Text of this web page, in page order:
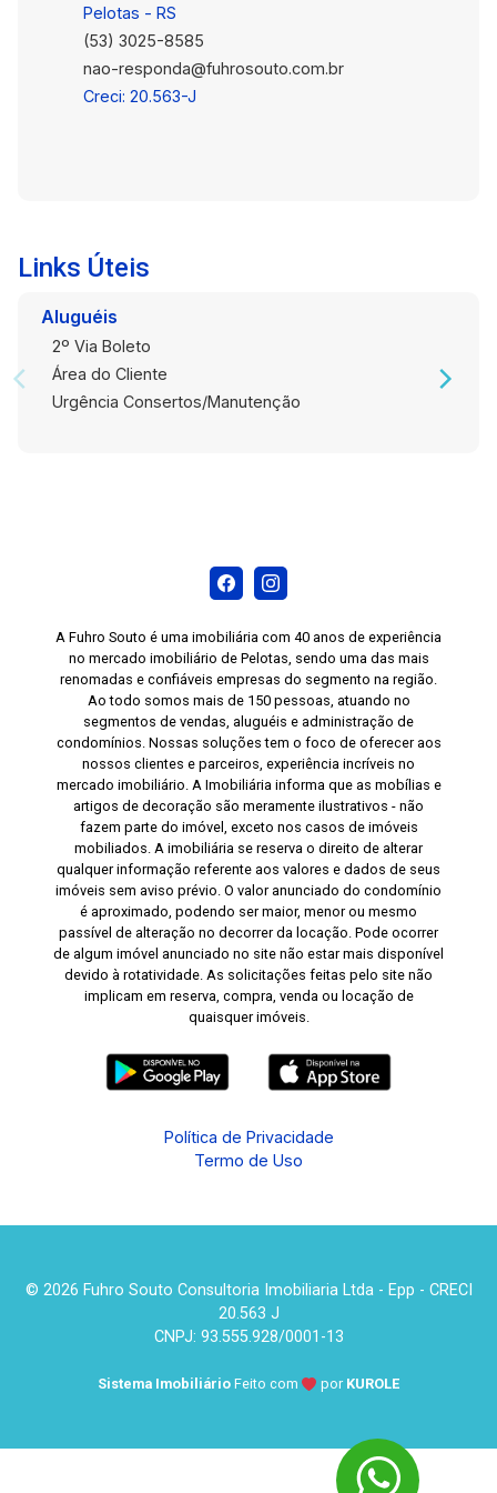
família! Agende já sua visita e não deixe essa
chance escapar!
Pelotas - RS
(53) 3025-8585
nao-responda@fuhrosouto.com.br
Creci: 20.563-J
Links Úteis
Aluguéis
2º Via Boleto
Área do Cliente
Urgência Consertos/Manutenção
A Fuhro Souto é uma imobiliária com 40 anos de experiência
no mercado imobiliário de Pelotas, sendo uma das mais
renomadas e confiáveis empresas do segmento na região.
Ao todo somos mais de 150 pessoas, atuando no
segmentos de vendas, aluguéis e administração de
condomínios. Nossas soluções tem o foco de oferecer aos
nossos clientes e parceiros, experiência incríveis no
mercado imobiliário. A Imobiliária informa que as mobílias e
artigos de decoração são meramente ilustrativos - não
fazem parte do imóvel, exceto nos casos de imóveis
mobiliados. A imobiliária se reserva o direito de alterar
qualquer informação referente aos valores e dados de seus
imóveis sem aviso prévio. O valor anunciado do condomínio
é aproximado, podendo ser maior, menor ou mesmo
passível de alteração no decorrer da locação. Pode ocorrer
de algum imóvel anunciado no site não estar mais disponível
devido à rotatividade. As solicitações feitas pelo site não
implicam em reserva, compra, venda ou locação de
quaisquer imóveis.
Política de Privacidade
Termo de Uso
© 2026 Fuhro Souto Consultoria Imobiliaria Ltda - Epp - CRECI
20.563 J
CNPJ: 93.555.928/0001-13
Sistema Imobiliário Feito com por KUROLE